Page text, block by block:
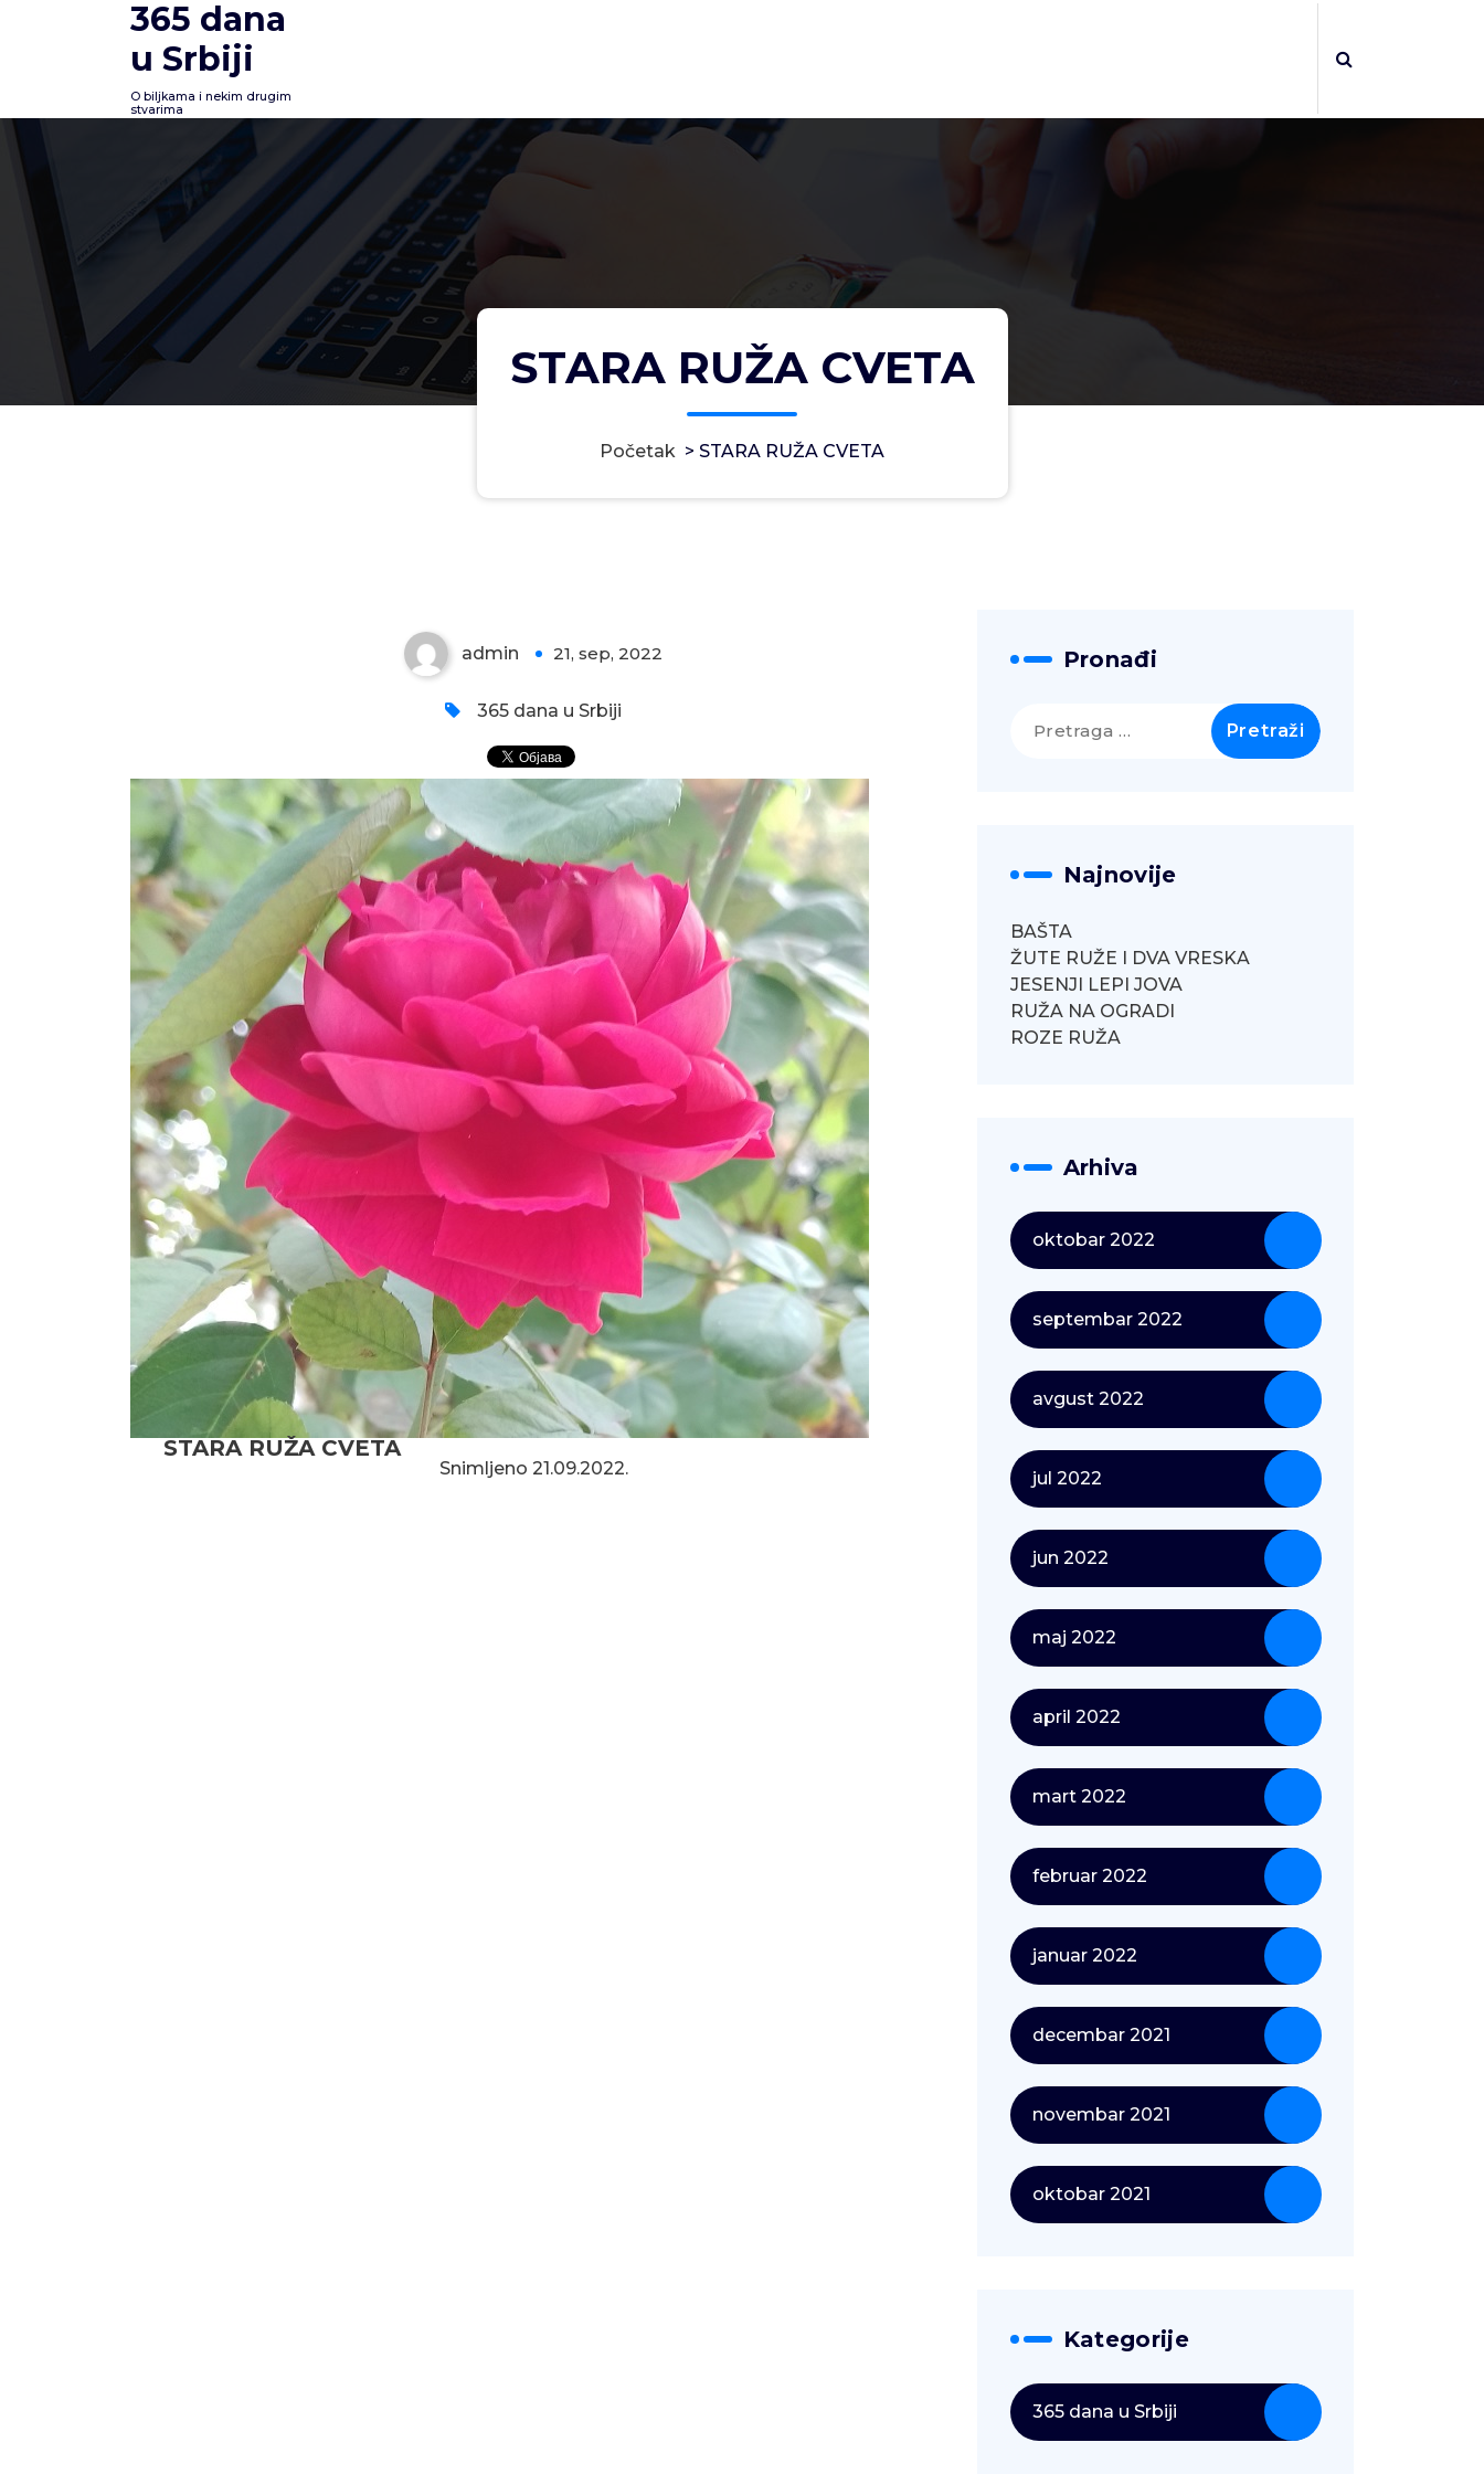
365 dana
u Srbiji
O biljkama i nekim drugim
stvarima
STARA RUŽA CVETA
Početak > STARA RUŽA CVETA
admin 21, sep, 2022
365 dana u Srbiji
STARA RUŽA CVETA
Snimljeno 21.09.2022.
Pronađi
Najnovije
BAŠTA
ŽUTE RUŽE I DVA VRESKA
JESENJI LEPI JOVA
RUŽA NA OGRADI
ROZE RUŽA
Arhiva
oktobar 2022
septembar 2022
avgust 2022
jul 2022
jun 2022
maj 2022
april 2022
mart 2022
februar 2022
januar 2022
decembar 2021
novembar 2021
oktobar 2021
Kategorije
365 dana u Srbiji